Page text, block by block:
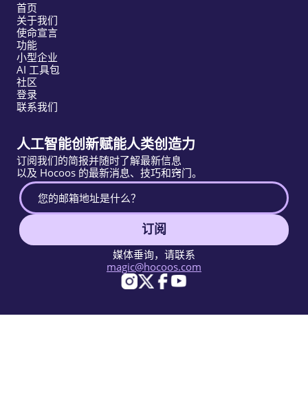
首页
关于我们
使命宣言
功能
小型企业
AI 工具包
社区
登录
联系我们
人工智能创新赋能人类创造力
订阅我们的简报并随时了解最新信息
以及 Hocoos 的最新消息、技巧和窍门。
订阅
媒体垂询，请联系
magic@hocoos.com